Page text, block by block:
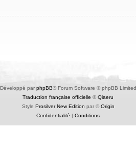
Développé par phpBB® Forum Software © phpBB Limited
Traduction française officielle ©Qiaeru
Style Prosilver New Edition par ©Origin
Confidentialité
Conditions